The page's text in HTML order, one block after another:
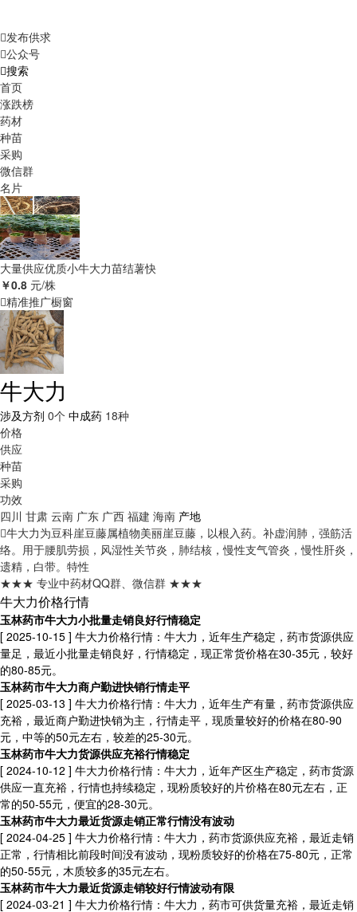
发布供求
公众号
搜索
首页
涨跌榜
药材
种苗
采购
微信群
名片
大量供应优质小牛大力苗结薯快
￥0.8 元/株
精准推广橱窗
牛大力
涉及方剂 0个 中成药 18种
价格
供应
种苗
采购
功效
四川 甘肃 云南 广东 广西 福建 海南 产地
牛大力为豆科崖豆藤属植物美丽崖豆藤，以根入药。补虚润肺，强筋活
络。用于腰肌劳损，风湿性关节炎，肺结核，慢性支气管炎，慢性肝炎，
遗精，白带。 特性
★★★ 专业中药材QQ群、微信群 ★★★
牛大力价格行情
玉林药市牛大力小批量走销良好行情稳定
[ 2025-10-15 ] 牛大力价格行情：牛大力，近年生产稳定，药市货源供应
量足，最近小批量走销良好，行情稳定，现正常货价格在30-35元，较好
的80-85元。
玉林药市牛大力商户勤进快销行情走平
[ 2025-03-13 ] 牛大力价格行情：牛大力，近年生产有量，药市货源供应
充裕，最近商户勤进快销为主，行情走平，现质量较好的价格在80-90
元，中等的50元左右，较差的25-30元。
玉林药市牛大力货源供应充裕行情稳定
[ 2024-10-12 ] 牛大力价格行情：牛大力，近年产区生产稳定，药市货源
供应一直充裕，行情也持续稳定，现粉质较好的片价格在80元左右，正
常的50-55元，便宜的28-30元。
玉林药市牛大力最近货源走销正常行情没有波动
[ 2024-04-25 ] 牛大力价格行情：牛大力，药市货源供应充裕，最近走销
正常，行情相比前段时间没有波动，现粉质较好的价格在75-80元，正常
的50-55元，木质较多的35元左右。
玉林药市牛大力最近货源走销较好行情波动有限
[ 2024-03-21 ] 牛大力价格行情：牛大力，药市可供货量充裕，最近走销